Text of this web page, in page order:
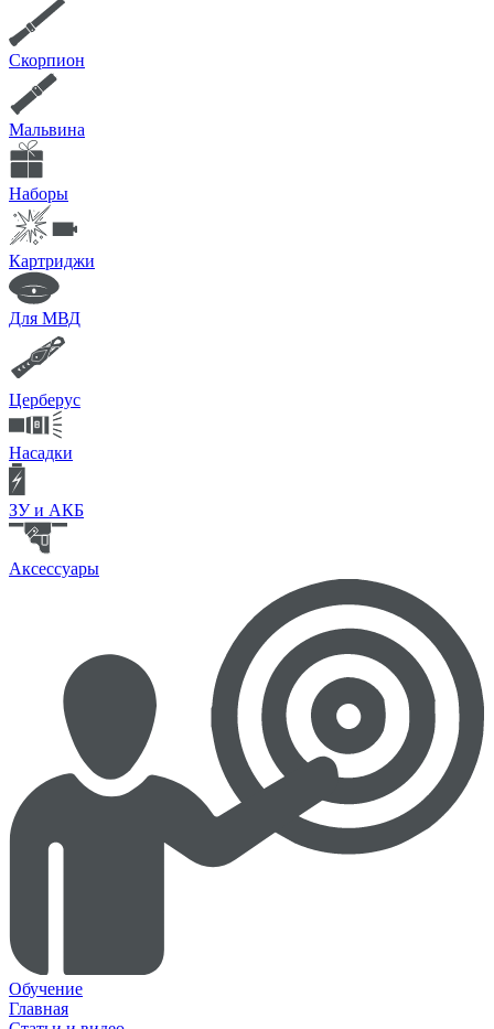
Скорпион
Мальвина
Наборы
Картриджи
Для МВД
Церберус
Насадки
ЗУ и АКБ
Аксессуары
Обучение
Главная